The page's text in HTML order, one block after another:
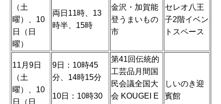
（土
曜）、10
日（日
曜）
両日11時、13
時半、15時
金沢・加賀能
登うまいもの
市
セレオ八王
子2階イベン
トスペース
11月9日
（土
曜）、10
日（日
9日：10時45
分、14時15分
10日：10時30
第41回伝統的
工芸品月間国
民会議全国大
会 KOUGEI E
しいのき迎
賓館